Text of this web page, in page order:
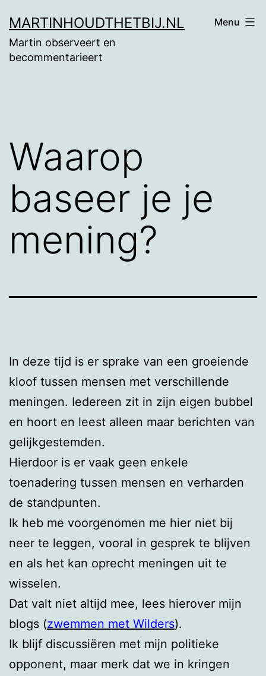
naar
de
MARTINHOUDTHETBIJ.NL
Martin observeert en
becommentarieert
Menu
Waarop
baseer je je
mening?
In deze tijd is er sprake van een groeiende
kloof tussen mensen met verschillende
meningen. Iedereen zit in zijn eigen bubbel
en hoort en leest alleen maar berichten van
gelijkgestemden.
Hierdoor is er vaak geen enkele
toenadering tussen mensen en verharden
de standpunten.
Ik heb me voorgenomen me hier niet bij
neer te leggen, vooral in gesprek te blijven
en als het kan oprecht meningen uit te
wisselen.
Dat valt niet altijd mee, lees hierover mijn
blogs (zwemmen met Wilders).
Ik blijf discussiëren met mijn politieke
opponent, maar merk dat we in kringen